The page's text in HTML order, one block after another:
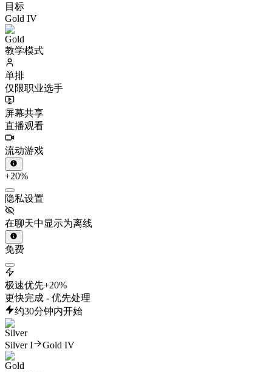
目标
Gold IV
教学模式
单排
仅限职业选手
屏幕共享
直播观看
流动游戏
+20%
隐私设置
在聊天中显示为离线
免费
极速优先+20%
更快完成 - 优先处理
约30分钟内开始
Silver I Gold IV